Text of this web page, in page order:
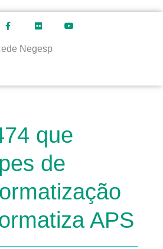
Negesp
que
de
APS